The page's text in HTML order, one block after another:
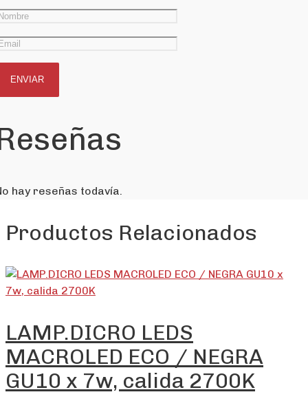
hay reseñas todavía.
Productos Relacionados
LAMP.DICRO LEDS
MACROLED ECO / NEGRA
GU10 x 7w, calida 2700K